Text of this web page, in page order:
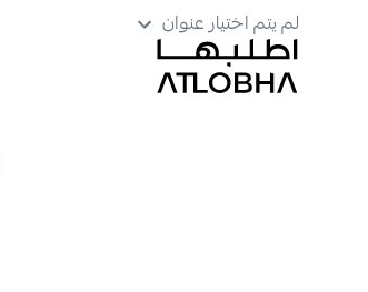
لم يتم اختيار عنوان